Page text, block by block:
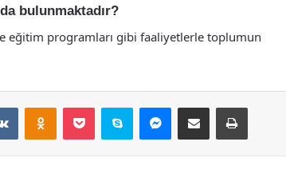
bulunmaktadır?
eğitim programları gibi faaliyetlerle toplumun
VKontakteOdnoklassniki
Pocket Skype Messenger
E-Posta ile paylaş Yazdır